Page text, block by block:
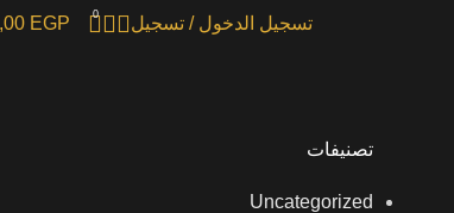
تسجيل الدخول / تسجيل 0
EGP
تصنيفات
Uncategorized